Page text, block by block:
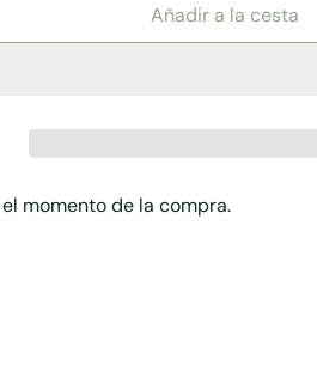
Añadir a la cesta
momento de la compra.